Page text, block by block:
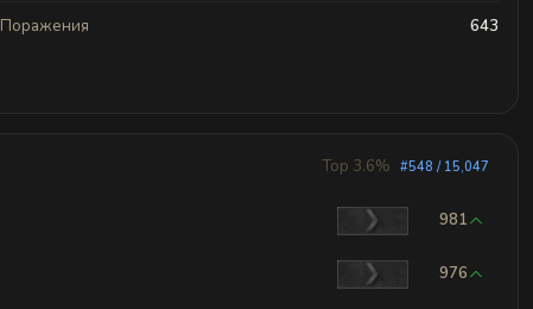
Поражения 643
Top 3.6% #548 / 15,047
981
976